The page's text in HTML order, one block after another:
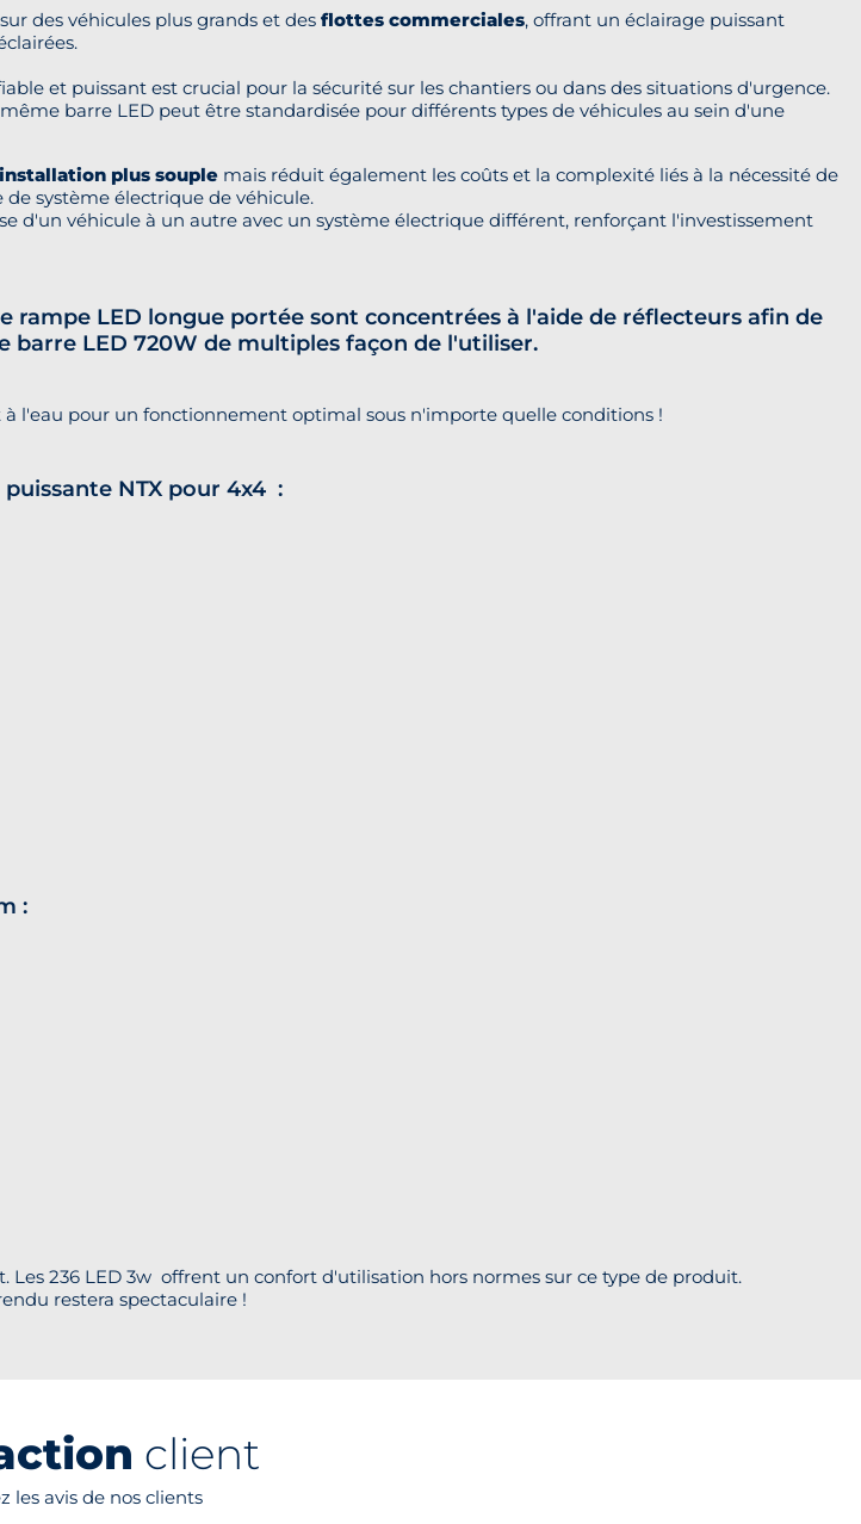
des véhicules plus grands et des flottes commerciales, offrant un éclairage puissant
et puissant est crucial pour la sécurité sur les chantiers ou dans des situations d'urgence.
barre LED peut être standardisée pour différents types de véhicules au sein d'une
plus souple mais réduit également les coûts et la complexité liés à la nécessité de
de système électrique de véhicule.
d'un véhicule à un autre avec un système électrique différent, renforçant l'investissement
rampe LED longue portée sont concentrées à l'aide de réflecteurs afin de
LED 720W de multiples façon de l'utiliser.
l'eau pour un fonctionnement optimal sous n'importe quelle conditions !
NTX pour 4x4 :
:
236 LED 3w offrent un confort d'utilisation hors normes sur ce type de produit.
restera spectaculaire !
client
les avis de nos clients